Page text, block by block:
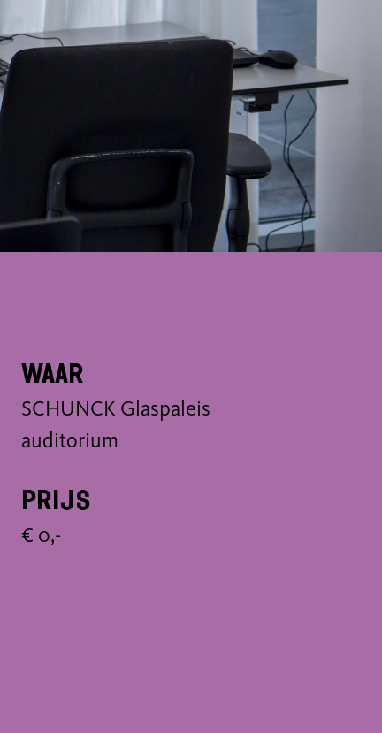
Waar
SCHUNCK Glaspaleis
auditorium
Prijs
€ 0,-